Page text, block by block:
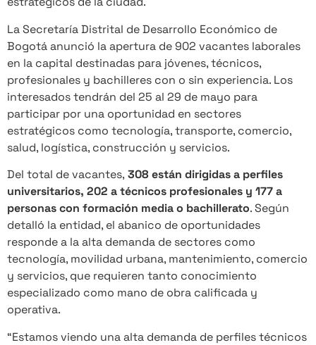
La Secretaría Distrital de Desarrollo Económico de
Bogotá anunció la apertura de 902 vacantes laborales
en la capital destinadas para jóvenes, técnicos,
profesionales y bachilleres con o sin experiencia. Los
interesados tendrán del 25 al 29 de mayo para
participar por una oportunidad en sectores
estratégicos como tecnología, transporte, comercio,
salud, logística, construcción y servicios.
Del total de vacantes, 308 están dirigidas a perfiles
universitarios, 202 a técnicos profesionales y 177 a
personas con formación media o bachillerato. Según
detalló la entidad, el abanico de oportunidades
responde a la alta demanda de sectores como
tecnología, movilidad urbana, mantenimiento, comercio
y servicios, que requieren tanto conocimiento
especializado como mano de obra calificada y
operativa.
“Estamos viendo una alta demanda de perfiles técnicos